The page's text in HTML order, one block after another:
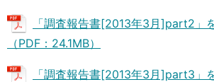
「調査報告書[2013年3月]part2」
（PDF：24.1MB）
「調査報告書[2013年3月]part3」